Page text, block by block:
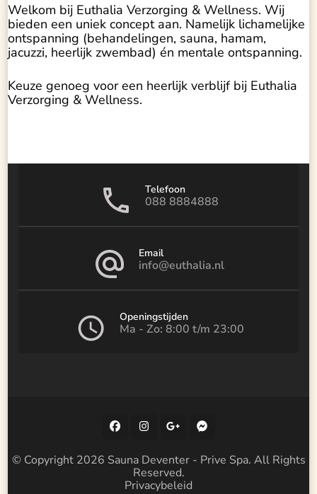
Welkom bij Euthalia Verzorging & Wellness. Wij
bieden een uniek concept aan. Namelijk lichamelijke
ontspanning (behandelingen, sauna, hamam,
jacuzzi, heerlijk zwembad) én mentale ontspanning.
Keuze genoeg voor een heerlijk verblijf bij Euthalia
Verzorging & Wellness.
Telefoon
088 8884888
Email
info@euthalia.nl
Openingstijden
Ma - Zo: 8:00 t/m 23:00
© Copyright 2026 Sauna Deventer - Prive Spa. All Rights
Reserved.
Privacybeleid